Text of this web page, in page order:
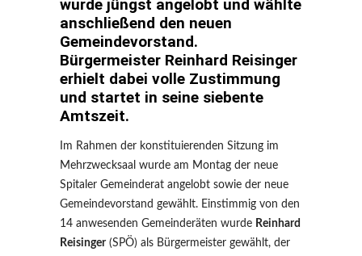
wurde jüngst angelobt und wählte
anschließend den neuen
Gemeindevorstand.
Bürgermeister Reinhard Reisinger
erhielt dabei volle Zustimmung
und startet in seine siebente
Amtszeit.
Im Rahmen der konstituierenden Sitzung im
Mehrzwecksaal wurde am Montag der neue
Spitaler Gemeinderat angelobt sowie der neue
Gemeindevorstand gewählt. Einstimmig von den
14 anwesenden Gemeinderäten wurde Reinhard
Reisinger(SPÖ) als Bürgermeister gewählt, der